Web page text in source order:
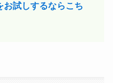
お試しするならこち